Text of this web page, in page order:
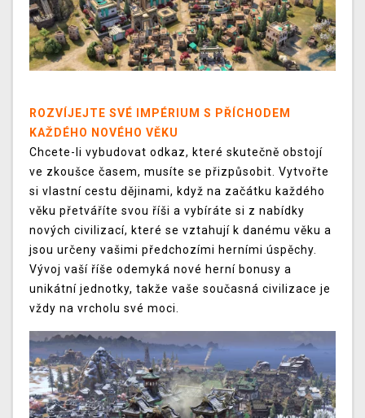
ROZVÍJEJTE SVÉ IMPÉRIUM S PŘÍCHODEM
KAŽDÉHO NOVÉHO VĚKU
Chcete-li vybudovat odkaz, které skutečně obstojí
ve zkoušce časem, musíte se přizpůsobit. Vytvořte
si vlastní cestu dějinami, když na začátku každého
věku přetváříte svou říši a vybíráte si z nabídky
nových civilizací, které se vztahují k danému věku a
jsou určeny vašimi předchozími herními úspěchy.
Vývoj vaší říše odemyká nové herní bonusy a
unikátní jednotky, takže vaše současná civilizace je
vždy na vrcholu své moci.